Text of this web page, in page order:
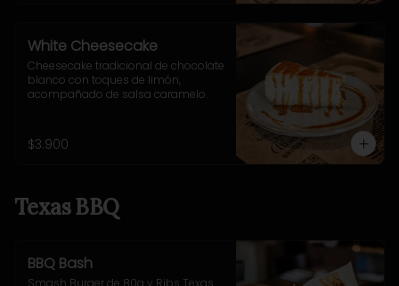
White Cheesecake
Cheesecake tradicional de chocolate
blanco con toques de limón,
acompañado de salsa caramelo.
$3.900
Texas BBQ
BBQ Bash
Smash Burger de 80g y Ribs Texas